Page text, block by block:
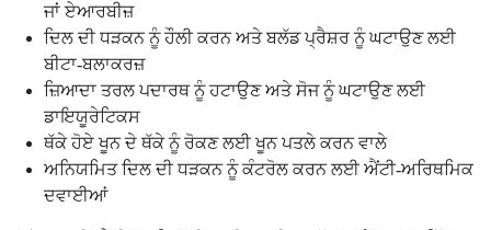
ਜਾਂ ਏਆਰਬੀਜ਼
ਦਿਲ ਦੀ ਧੜਕਨ ਨੂੰ ਹੌਲੀ ਕਰਨ ਅਤੇ ਬਲੱਡ ਪ੍ਰੈਸ਼ਰ ਨੂੰ ਘਟਾਉਣ ਲਈ
ਬੀਟਾ-ਬਲਾਕਰਜ਼
ਜ਼ਿਆਦਾ ਤਰਲ ਪਦਾਰਥ ਨੂੰ ਹਟਾਉਣ ਅਤੇ ਸੋਜ ਨੂੰ ਘਟਾਉਣ ਲਈ
ਡਾਇਯੂਰੇਟਿਕਸ
ਥੱਕੇ ਹੋਏ ਖੂਨ ਦੇ ਥੱਕੇ ਨੂੰ ਰੋਕਣ ਲਈ ਖੂਨ ਪਤਲੇ ਕਰਨ ਵਾਲੇ
ਅਨਿਯਮਿਤ ਦਿਲ ਦੀ ਧੜਕਨ ਨੂੰ ਕੰਟਰੋਲ ਕਰਨ ਲਈ ਐਂਟੀ-ਅਰਿਥਮਿਕ
ਦਵਾਈਆਂ